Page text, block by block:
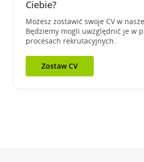
Ciebie?
Możesz zostawić swoje CV w
Będziemy mogli uwzględnić je w
procesach rekrutacyjnych.
Zostaw CV